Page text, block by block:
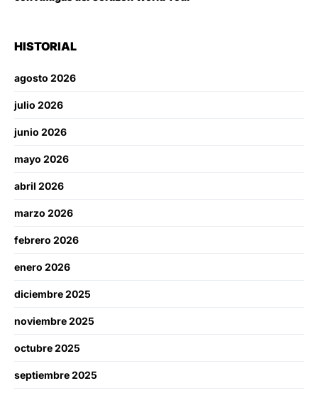
HISTORIAL
agosto 2026
julio 2026
junio 2026
mayo 2026
abril 2026
marzo 2026
febrero 2026
enero 2026
diciembre 2025
noviembre 2025
octubre 2025
septiembre 2025